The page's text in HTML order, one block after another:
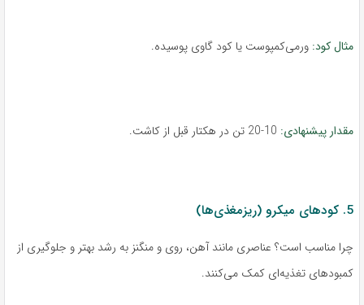
مثال کود: ورمی‌کمپوست یا کود گاوی پوسیده.
مقدار پیشنهادی: 10-20 تن در هکتار قبل از کاشت.
5. کودهای میکرو (ریزمغذی‌ها)
چرا مناسب است؟ عناصری مانند آهن، روی و منگنز به رشد بهتر و جلوگیری از
کمبودهای تغذیه‌ای کمک می‌کنند.